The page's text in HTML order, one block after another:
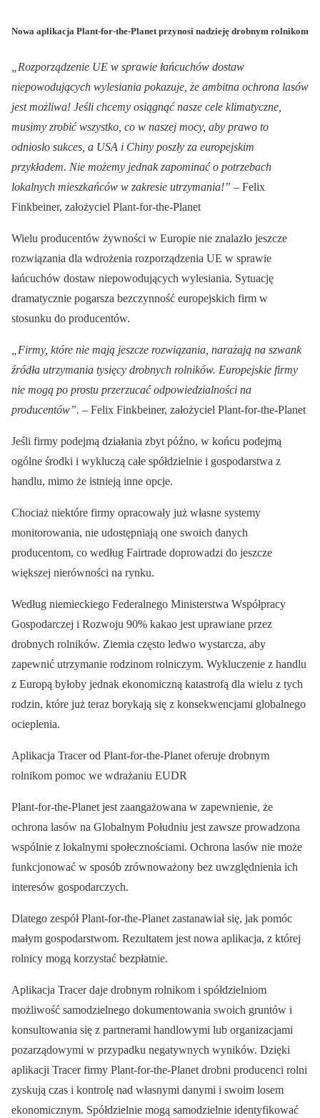
Nowa aplikacja Plant-for-the-Planet przynosi nadzieję drobnym rolnikom
„Rozporządzenie UE w sprawie łańcuchów dostaw
niepowodujących wylesiania pokazuje, że ambitna ochrona lasów
jest możliwa! Jeśli chcemy osiągnąć nasze cele klimatyczne,
musimy zrobić wszystko, co w naszej mocy, aby prawo to
odniosło sukces, a USA i Chiny poszły za europejskim
przykładem. Nie możemy jednak zapominać o potrzebach
lokalnych mieszkańców w zakresie utrzymania!” – Felix
Finkbeiner, założyciel Plant-for-the-Planet
Wielu producentów żywności w Europie nie znalazło jeszcze
rozwiązania dla wdrożenia rozporządzenia UE w sprawie
łańcuchów dostaw niepowodujących wylesiania. Sytuację
dramatycznie pogarsza bezczynność europejskich firm w
stosunku do producentów.
„Firmy, które nie mają jeszcze rozwiązania, narażają na szwank
źródła utrzymania tysięcy drobnych rolników. Europejskie firmy
nie mogą po prostu przerzucać odpowiedzialności na
producentów”. – Felix Finkbeiner, założyciel Plant-for-the-Planet
Jeśli firmy podejmą działania zbyt późno, w końcu podejmą
ogólne środki i wykluczą całe spółdzielnie i gospodarstwa z
handlu, mimo że istnieją inne opcje.
Chociaż niektóre firmy opracowały już własne systemy
monitorowania, nie udostępniają one swoich danych
producentom, co według Fairtrade doprowadzi do jeszcze
większej nierówności na rynku.
Według niemieckiego Federalnego Ministerstwa Współpracy
Gospodarczej i Rozwoju 90% kakao jest uprawiane przez
drobnych rolników. Ziemia często ledwo wystarcza, aby
zapewnić utrzymanie rodzinom rolniczym. Wykluczenie z handlu
z Europą byłoby jednak ekonomiczną katastrofą dla wielu z tych
rodzin, które już teraz borykają się z konsekwencjami globalnego
ocieplenia.
Aplikacja Tracer od Plant-for-the-Planet oferuje drobnym
rolnikom pomoc we wdrażaniu EUDR
Plant-for-the-Planet jest zaangażowana w zapewnienie, że
ochrona lasów na Globalnym Południu jest zawsze prowadzona
wspólnie z lokalnymi społecznościami. Ochrona lasów nie może
funkcjonować w sposób zrównoważony bez uwzględnienia ich
interesów gospodarczych.
Dlatego zespół Plant-for-the-Planet zastanawiał się, jak pomóc
małym gospodarstwom. Rezultatem jest nowa aplikacja, z której
rolnicy mogą korzystać bezpłatnie.
Aplikacja Tracer daje drobnym rolnikom i spółdzielniom
możliwość samodzielnego dokumentowania swoich gruntów i
konsultowania się z partnerami handlowymi lub organizacjami
pozarządowymi w przypadku negatywnych wyników. Dzięki
aplikacji Tracer firmy Plant-for-the-Planet drobni producenci rolni
zyskują czas i kontrolę nad własnymi danymi i swoim losem
ekonomicznym. Spółdzielnie mogą samodzielnie identyfikować